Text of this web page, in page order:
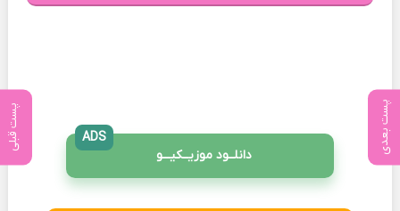
پست بعدی پست قبلی
دانلــود موزیــکیـــو
ADS